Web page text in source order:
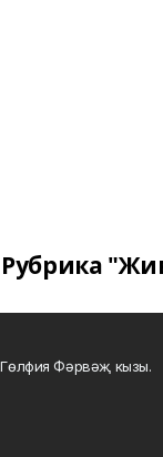
Рубрика
Фәрвәҗ кызы.